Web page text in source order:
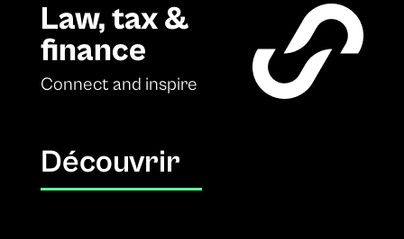
Law, tax &
finance
Connect and inspire
Découvrir